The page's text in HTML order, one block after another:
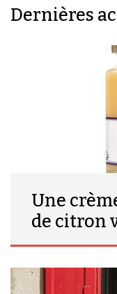
Dernières
Une
de citron